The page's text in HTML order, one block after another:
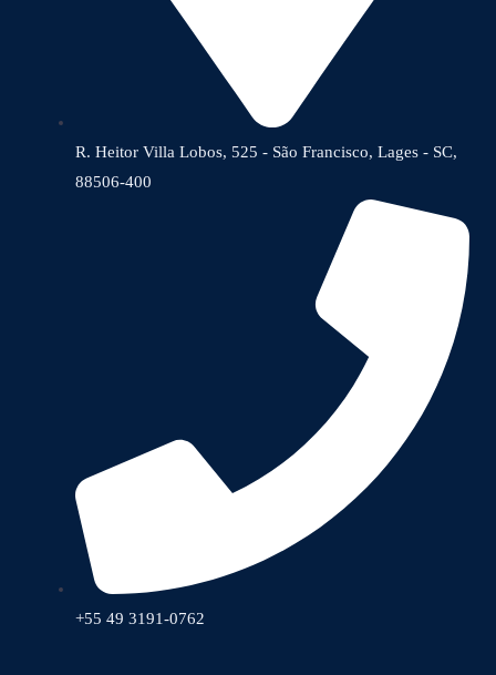
R. Heitor Villa Lobos, 525 - São Francisco, Lages - SC,
88506-400
+55 49 3191-0762